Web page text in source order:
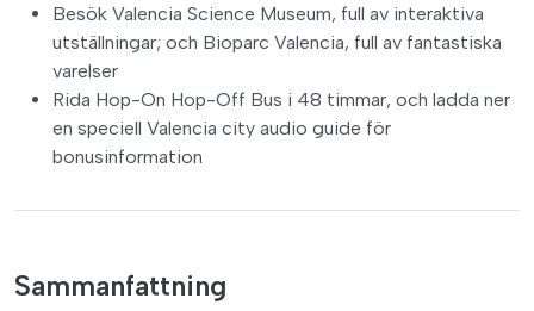
Besök Valencia Science Museum, full av interaktiva
utställningar; och Bioparc Valencia, full av fantastiska
varelser
Rida Hop-On Hop-Off Bus i 48 timmar, och ladda ner
en speciell Valencia city audio guide för
bonusinformation
Sammanfattning